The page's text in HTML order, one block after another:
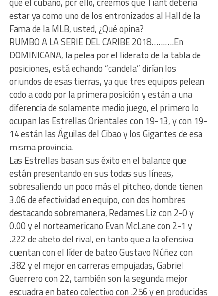
estar ya como uno de los entronizados al Hall de la
Fama de la MLB, usted, ¿Qué opina?
RUMBO A LA SERIE DEL CARIBE 2018……….En
DOMINICANA, la pelea por el liderato de la tabla de
posiciones, está echando “candela” dirían los
oriundos de esas tierras, ya que tres equipos pelean
codo a codo por la primera posición y están a una
diferencia de solamente medio juego, el primero lo
ocupan las Estrellas Orientales con 19-13, y con 19-
14 están las Águilas del Cibao y los Gigantes de esa
misma provincia.
Las Estrellas basan sus éxito en el balance que
están presentando en sus todas sus líneas,
sobresaliendo un poco más el pitcheo, donde tienen
3.06 de efectividad en equipo, con dos hombres
destacando sobremanera, Redames Liz con 2-0 y
0.00 y el norteamericano Evan McLane con 2-1 y
.222 de abeto del rival, en tanto que a la ofensiva
cuentan con el líder de bateo Gustavo Núñez con
.382 y el mejor en carreras empujadas, Gabriel
Guerrero con 22, también son la segunda mejor
escuadra en bateo colectivo con .256 y en producidas